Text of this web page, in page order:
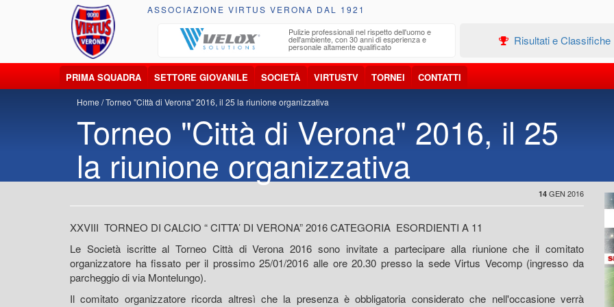
ASSOCIAZIONE VIRTUS VERONA DAL 1921
trasporto, smaltimento e recupero di Pulizie professionali nel rispetto dell'uomo e
dell'ambiente, con 30 anni di esperienza e
personale altamente qualificato Risultati e Classifiche
PRIMA SQUADRA SETTORE GIOVANILE SOCIETÀ VIRTUSTV TORNEI CONTATTI
Home Torneo "Città di Verona" 2016, il 25 la riunione organizzativa
Torneo "Città di Verona" 2016, il 25
la riunione organizzativa
14 GEN 2016
XXVIII TORNEO DI CALCIO “ CITTA’ DI VERONA” 2016 CATEGORIA ESORDIENTI A 11
Le Società iscritte al Torneo Città di Verona 2016 sono invitate a partecipare alla riunione che il comitato
organizzatore ha fissato per il prossimo 25/01/2016 alle ore 20.30 presso la sede Virtus Vecomp (ingresso da
parcheggio di via Montelungo).
Il comitato organizzatore ricorda altresì che la presenza è obbligatoria considerato che nell'occasione verrà